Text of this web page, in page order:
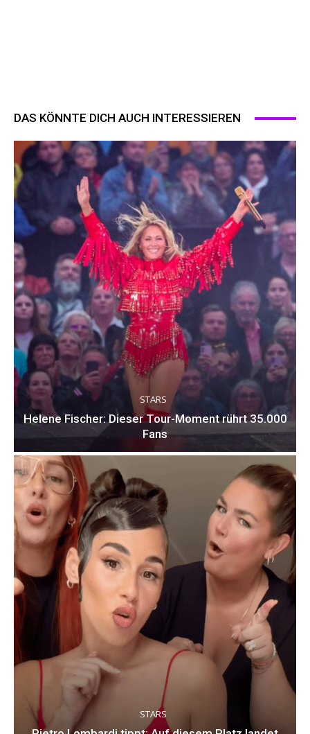
DAS KÖNNTE DICH AUCH INTERESSIEREN
STARS
Helene Fischer: Dieser Tour-Moment rührt 35.000
Fans
STARS